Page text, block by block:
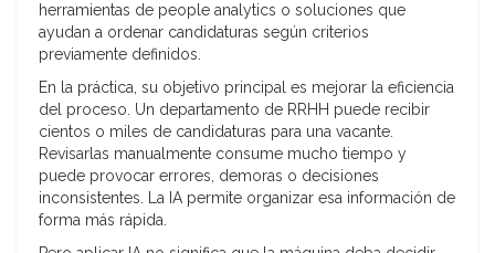
herramientas de people analytics o soluciones que
ayudan a ordenar candidaturas según criterios
previamente definidos.
En la práctica, su objetivo principal es mejorar la eficiencia
del proceso. Un departamento de RRHH puede recibir
cientos o miles de candidaturas para una vacante.
Revisarlas manualmente consume mucho tiempo y
puede provocar errores, demoras o decisiones
inconsistentes. La IA permite organizar esa información de
forma más rápida.